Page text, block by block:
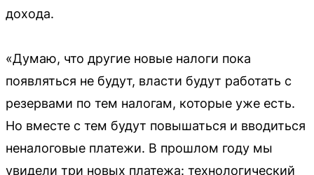
дохода.
«Думаю, что другие новые налоги пока
появляться не будут, власти будут работать с
резервами по тем налогам, которые уже есть.
Но вместе с тем будут повышаться и вводиться
неналоговые платежи. В прошлом году мы
увидели три новых платежа: технологический